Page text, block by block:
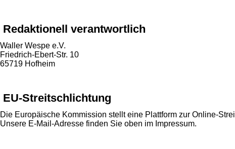
Redaktionell verantwortlich
Waller Wespe e.V.
Friedrich-Ebert-Str. 10
65719 Hofheim
EU-Streitschlichtung
Die Europäische Kommission stellt eine Plattform zur Online-
Unsere E-Mail-Adresse finden Sie oben im Impressum.